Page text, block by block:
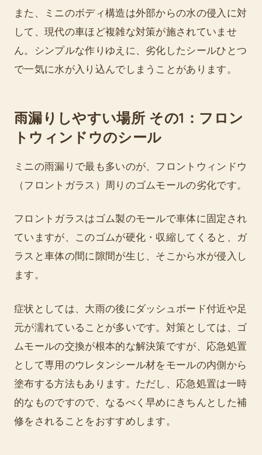
また、ミニのボディ構造は外部からの水の侵入に対
して、現代の車ほど複雑な対策が施されていませ
ん。シンプルな作りゆえに、劣化したシールひとつ
で一気に水が入り込んでしまうことがあります。
雨漏りしやすい場所 その1：フロン
トウィンドウのシール
ミニの雨漏りで最も多いのが、フロントウィンドウ
（フロントガラス）周りのゴムモールの劣化です。
フロントガラスはゴム製のモールで車体に固定され
ていますが、このゴムが硬化・収縮してくると、ガ
ラスと車体の間に隙間が生じ、そこから水が侵入し
ます。
症状としては、大雨の後にダッシュボード付近や足
元が濡れていることが多いです。対策としては、ゴ
ムモールの交換が根本的な解決策ですが、応急処置
として専用のウレタンシール材をモールの内側から
塗布する方法もあります。ただし、応急処置は一時
的なものですので、なるべく早めにきちんとした補
修をされることをおすすめします。